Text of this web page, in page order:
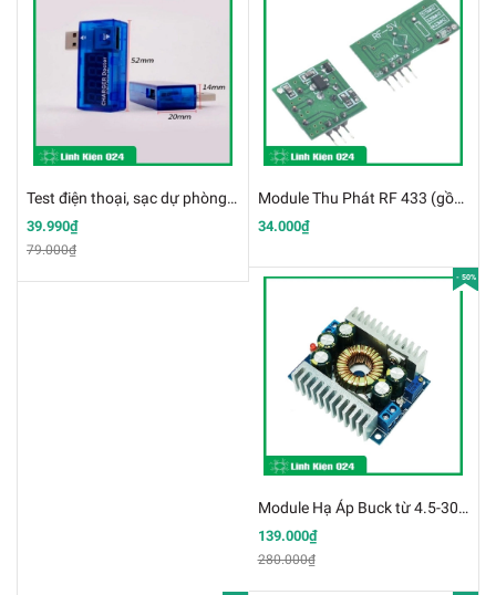
Test điện thoại, sạc dự phòng - USB đo dòng đo áp V1 (K2I1)
39.990₫
79.000₫
Module Thu Phát RF 433 (gồm 1 bộ thu và 1 bộ phát RF)k4e16
34.000₫
- 50%
Module Hạ Áp Buck từ 4.5-30VDC Xuống 1.25-30VDC 12A 150W (K2E1)
139.000₫
280.000₫